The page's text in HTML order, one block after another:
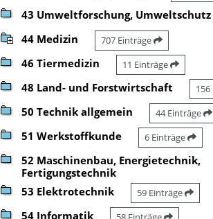
43 Umweltforschung, Umweltschutz
44 Medizin 707 Einträge
46 Tiermedizin 11 Einträge
48 Land- und Forstwirtschaft
50 Technik allgemein 44 Einträge
51 Werkstoffkunde 6 Einträge
52 Maschinenbau, Energietechnik,
Fertigungstechnik
53 Elektrotechnik 59 Einträge
54 Informatik